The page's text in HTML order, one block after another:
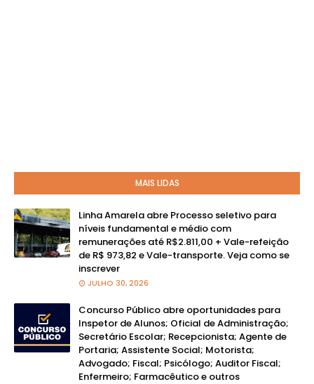
MAIS LIDAS
Linha Amarela abre Processo seletivo para
níveis fundamental e médio com
remunerações até R$2.811,00 + Vale-refeição
de R$ 973,82 e Vale-transporte. Veja como se
inscrever
JULHO 30, 2026
Concurso Público abre oportunidades para
Inspetor de Alunos; Oficial de Administração;
Secretário Escolar; Recepcionista; Agente de
Portaria; Assistente Social; Motorista;
Advogado; Fiscal; Psicólogo; Auditor Fiscal;
Enfermeiro; Farmacêutico e outros